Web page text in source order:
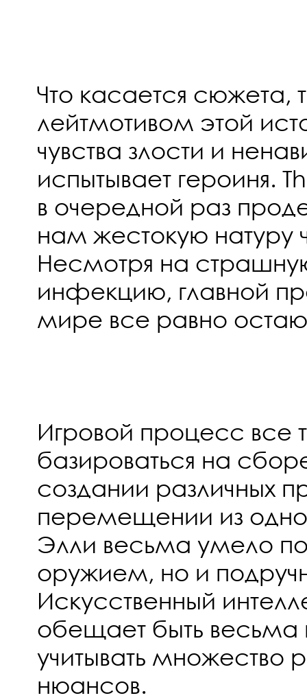
Что касается сюжета,
лейтмотивом этой
чувства злости и
испытывает героиня.
в очередной раз
нам жестокую натуру
Несмотря на
инфекцию, главной
мире все равно
Игровой процесс все
базироваться на
создании различных
перемещении из
Элли весьма умело
оружием, но и
Искусственный
обещает быть весьма
учитывать множество
нюансов.